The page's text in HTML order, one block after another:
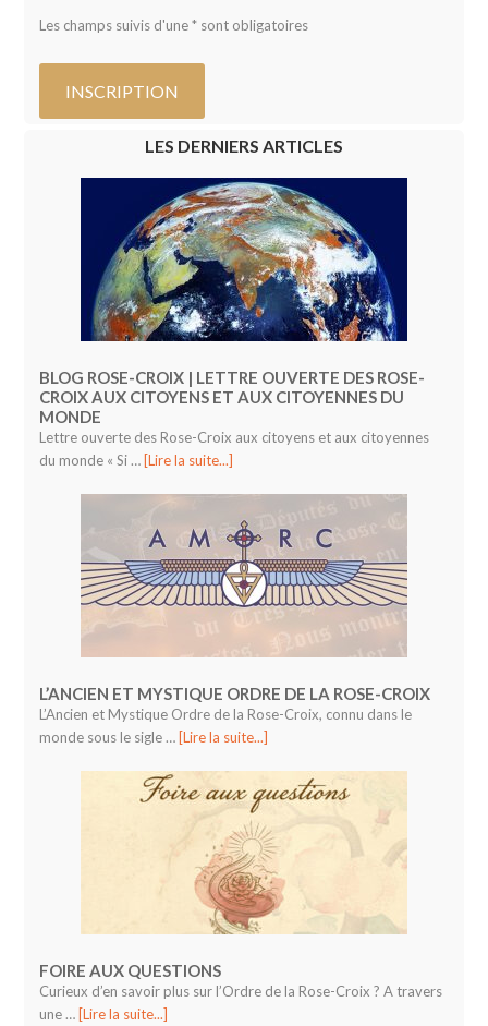
Les champs suivis d'une * sont obligatoires
LES DERNIERS ARTICLES
BLOG ROSE-CROIX | LETTRE OUVERTE DES ROSE-
CROIX AUX CITOYENS ET AUX CITOYENNES DU
MONDE
Lettre ouverte des Rose-Croix aux citoyens et aux citoyennes
du monde « Si … [Lire la suite...]
L’ANCIEN ET MYSTIQUE ORDRE DE LA ROSE-CROIX
L’Ancien et Mystique Ordre de la Rose-Croix, connu dans le
monde sous le sigle … [Lire la suite...]
FOIRE AUX QUESTIONS
Curieux d’en savoir plus sur l’Ordre de la Rose-Croix ? A travers
une … [Lire la suite...]